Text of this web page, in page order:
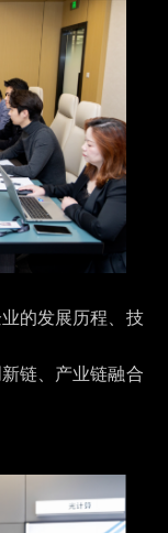
的发展历程、技
链、产业链融合